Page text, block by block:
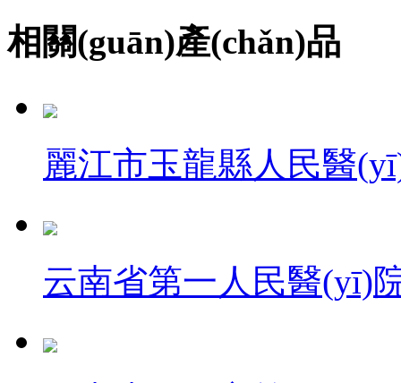
相關(guān)產(chǎn)品
麗江市玉龍縣人民醫
云南省第一人民醫(yī)